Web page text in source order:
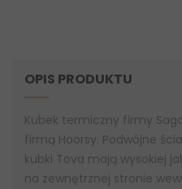
OPIS PRODUKTU
Kubek termiczny firmy
firmą Hoorsy. Podwójne
kubki Tova mają wysokiej
na zewnętrznej stronie